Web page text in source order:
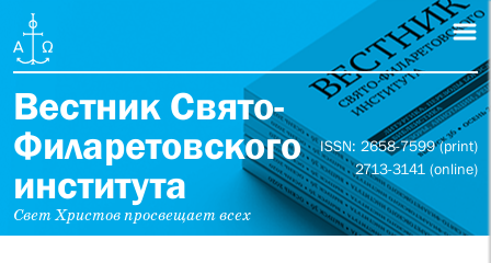
Вестник Свято-
Филаретовского
института
Свет Христов просвещает всех
ISSN: 2658-7599 (print)
2713-3141 (online)